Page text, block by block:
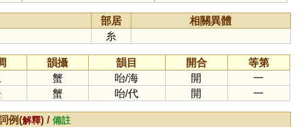
部居
相關異體
糸
韻攝 韻目 開合
等第
蟹 咍/海 開
一
蟹 咍/代 開 一
例(解釋) /備註